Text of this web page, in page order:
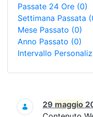
Passate 24 Ore (0)
Settimana Passata
Mese Passato (0)
Anno Passato (0)
Intervallo
Ricerca
29 maggio